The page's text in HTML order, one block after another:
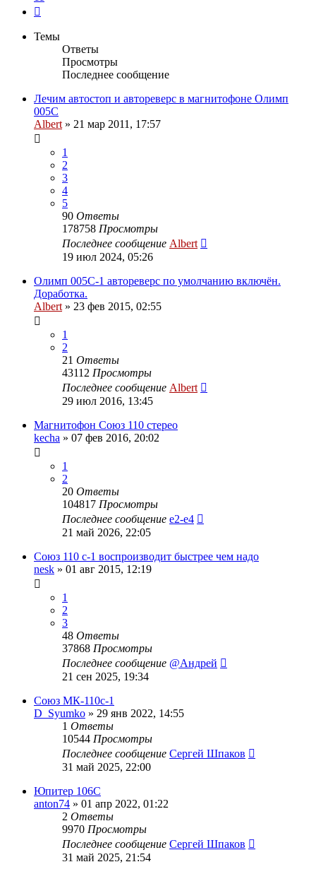
Темы
Ответы
Просмотры
Последнее сообщение
Лечим автостоп и автореверс в магнитофоне Олимп
005С
Albert » 21 мар 2011, 17:57
1
2
3
4
5
90 Ответы
178758 Просмотры
Последнее сообщение Albert
19 июл 2024, 05:26
Олимп 005С-1 автореверс по умолчанию включён.
Доработка.
Albert » 23 фев 2015, 02:55
1
2
21 Ответы
43112 Просмотры
Последнее сообщение Albert
29 июл 2016, 13:45
Магнитофон Союз 110 стерео
kecha » 07 фев 2016, 20:02
1
2
20 Ответы
104817 Просмотры
Последнее сообщение e2-e4
21 май 2026, 22:05
Союз 110 с-1 воспроизводит быстрее чем надо
nesk » 01 авг 2015, 12:19
1
2
3
48 Ответы
37868 Просмотры
Последнее сообщение @Андрей
21 сен 2025, 19:34
Союз МК-110с-1
D_Syumko » 29 янв 2022, 14:55
1 Ответы
10544 Просмотры
Последнее сообщение Сергей Шпаков
31 май 2025, 22:00
Юпитер 106С
anton74 » 01 апр 2022, 01:22
2 Ответы
9970 Просмотры
Последнее сообщение Сергей Шпаков
31 май 2025, 21:54